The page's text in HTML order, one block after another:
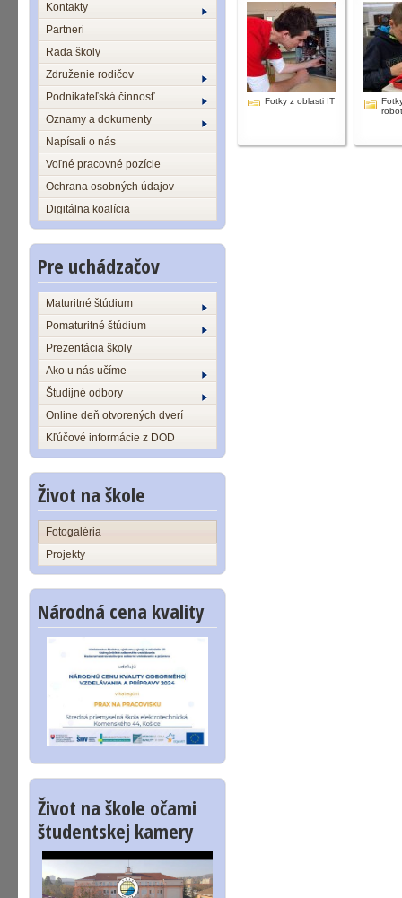
Kontakty
Partneri
Rada školy
Združenie rodičov
Podnikateľská činnosť
Oznamy a dokumenty
Napísali o nás
Voľné pracovné pozície
Ochrana osobných údajov
Digitálna koalícia
Pre uchádzačov
Maturitné štúdium
Pomaturitné štúdium
Prezentácia školy
Ako u nás učíme
Študijné odbory
Online deň otvorených dverí
Kľúčové informácie z DOD
Život na škole
Fotogaléria
Projekty
Národná cena kvality
Život na škole očami
študentskej kamery
Fotky z oblasti IT